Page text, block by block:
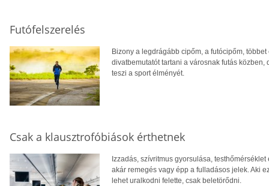
Futófelszerelés
Bizony a legdrágább cipőm, a futócipőm,
divatbemutatót tartani a városnak futás
teszi a sport élményét.
Csak a klausztrofóbiások érthetnek
Izzadás, szívritmus gyorsulása,
akár remegés vagy épp a fulladásos jelek. Aki
lehet uralkodni felette, csak beletörődni.